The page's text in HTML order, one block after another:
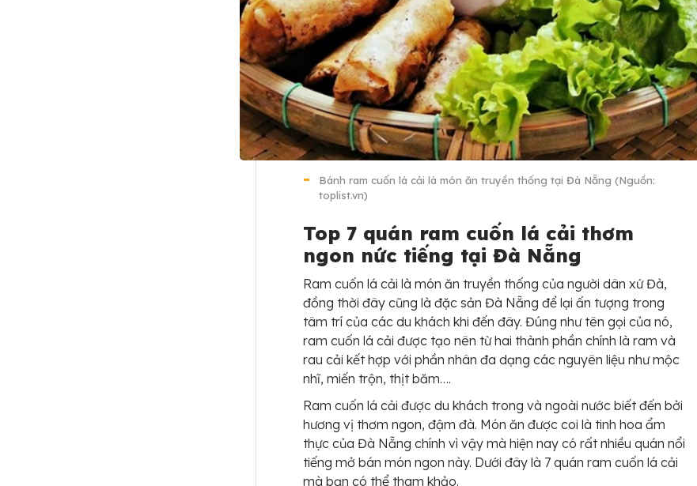
Bánh ram cuốn lá cải là món ăn truyền thống tại Đà Nẵng (Nguồn:
toplist.vn)
Top 7 quán ram cuốn lá cải thơm
ngon nức tiếng tại Đà Nẵng
Ram cuốn lá cải là món ăn truyền thống của người dân xứ Đà,
đồng thời đây cũng là đặc sản Đà Nẵng để lại ấn tượng trong
tâm trí của các du khách khi đến đây. Đúng như tên gọi của nó,
ram cuốn lá cải được tạo nên từ hai thành phần chính là ram và
rau cải kết hợp với phần nhân đa dạng các nguyên liệu như mộc
nhĩ, miến trộn, thịt băm….
Ram cuốn lá cải được du khách trong và ngoài nước biết đến bởi
hương vị thơm ngon, đậm đà. Món ăn được coi là tinh hoa ẩm
thực của Đà Nẵng chính vì vậy mà hiện nay có rất nhiều quán nổi
tiếng mở bán món ngon này. Dưới đây là 7 quán ram cuốn lá cải
mà bạn có thể tham khảo.